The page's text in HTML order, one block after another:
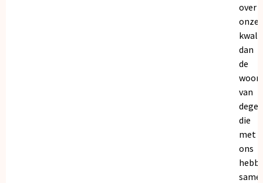
over
onze
dan
de
van
die
met
ons